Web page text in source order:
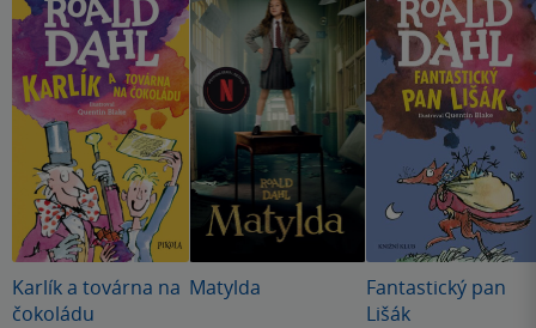
Karlík a továrna na
čokoládu
Matylda
Fantastický pan
Lišák